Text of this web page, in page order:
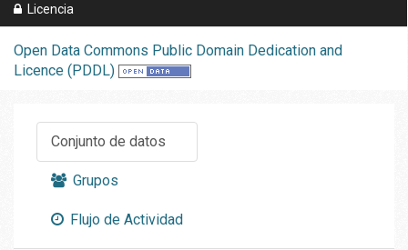
Licencia
Open Data Commons Public Domain Dedication and
Licence (PDDL)
Conjunto de datos
Grupos
Flujo de Actividad